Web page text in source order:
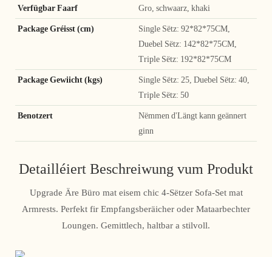
Verfügbar Faarf Gro, schwaarz, khaki
Package Gréisst (cm)
Single Sëtz: 92*82*75CM,
Duebel Sëtz: 142*82*75CM,
Triple Sëtz: 192*82*75CM
Package Gewiicht (kgs)
Single Sëtz: 25, Duebel Sëtz: 40,
Triple Sëtz: 50
Benotzert
Nëmmen d'Längt kann geännert
ginn
Detailléiert Beschreiwung vum Produkt
Upgrade Äre Büro mat eisem chic 4-Sëtzer Sofa-Set mat
Armrests. Perfekt fir Empfangsberäicher oder Mataarbechter
Loungen. Gemittlech, haltbar a stilvoll.